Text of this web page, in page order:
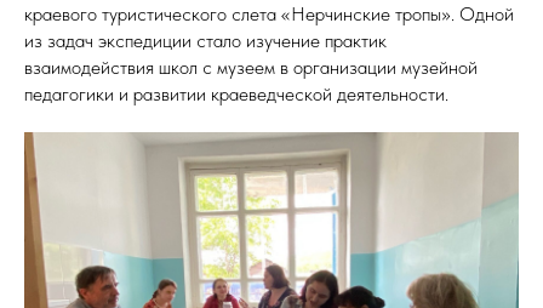
краевого туристического слета «Нерчинские тропы». Одной
из задач экспедиции стало изучение практик
взаимодействия школ с музеем в организации музейной
педагогики и развитии краеведческой деятельности.